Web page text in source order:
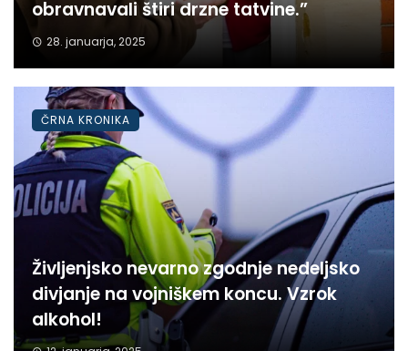
obravnavali štiri drzne tatvine.”
28. januarja, 2025
Življenjsko nevarno zgodnje nedeljsko
divjanje na vojniškem koncu. Vzrok
alkohol!
ČRNA KRONIKA